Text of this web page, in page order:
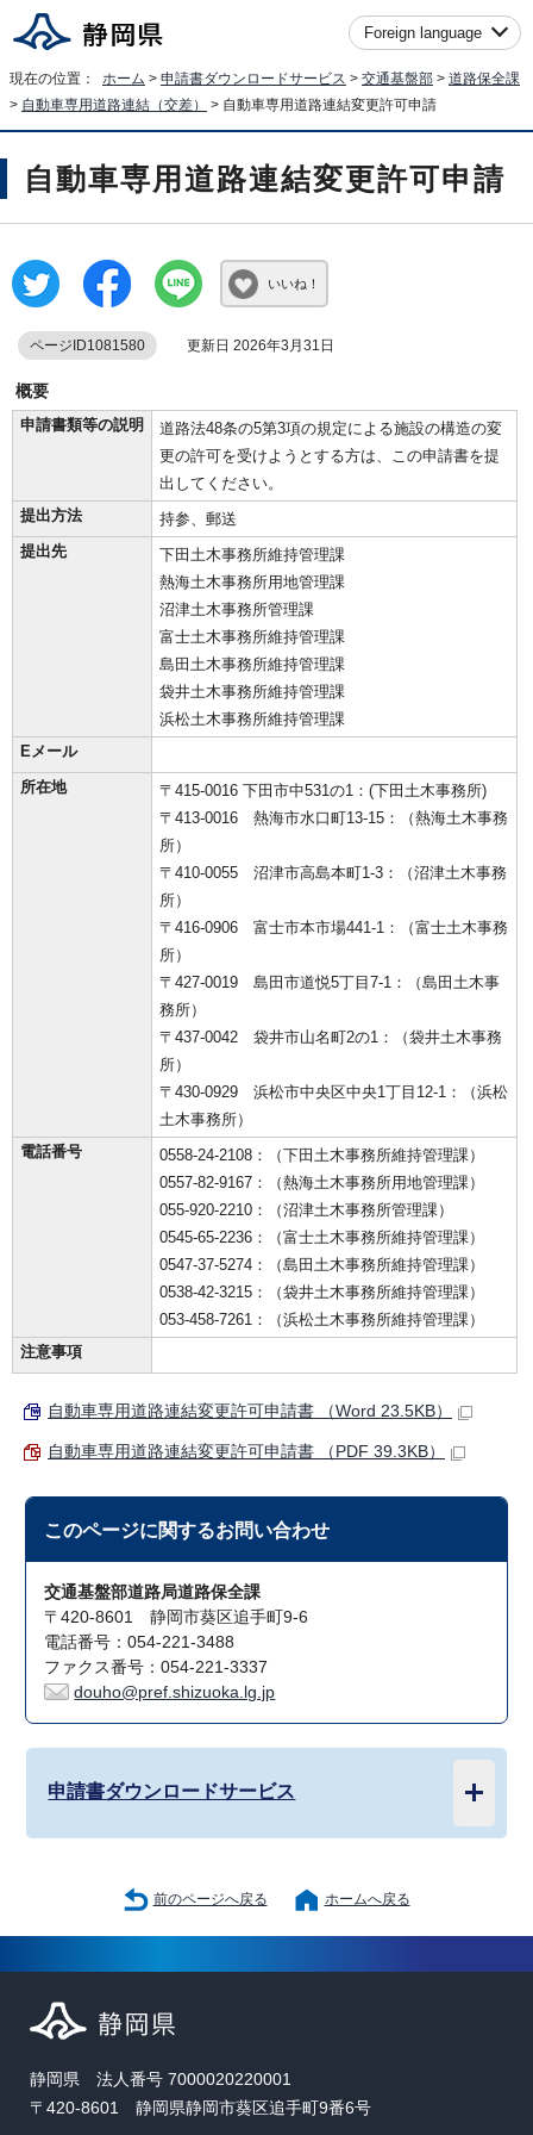
Foreign language
現在の位置： ホーム > 申請書ダウンロードサービス > 交通基盤部 > 道路保全課
> 自動車専用道路連結（交差） > 自動車専用道路連結変更許可申請
自動車専用道路連結変更許可申請
いいね！
ページID1081580 更新日 2026年3月31日
概要
申請書類等の説明
道路法48条の5第3項の規定による施設の構造の変
更の許可を受けようとする方は、この申請書を提
出してください。
提出方法
持参、郵送
提出先
下田土木事務所維持管理課
熱海土木事務所用地管理課
沼津土木事務所管理課
富士土木事務所維持管理課
島田土木事務所維持管理課
袋井土木事務所維持管理課
浜松土木事務所維持管理課
Eメール
所在地
〒415-0016 下田市中531の1：(下田土木事務所)
〒413-0016 熱海市水口町13-15：（熱海土木事務
所）
〒410-0055 沼津市高島本町1-3：（沼津土木事務
所）
〒416-0906 富士市本市場441-1：（富士土木事務
所）
〒427-0019 島田市道悦5丁目7-1：（島田土木事
務所）
〒437-0042 袋井市山名町2の1：（袋井土木事務
所）
〒430-0929 浜松市中央区中央1丁目12-1：（浜松
土木事務所）
電話番号
0558-24-2108：（下田土木事務所維持管理課）
0557-82-9167：（熱海土木事務所用地管理課）
055-920-2210：（沼津土木事務所管理課）
0545-65-2236：（富士土木事務所維持管理課）
0547-37-5274：（島田土木事務所維持管理課）
0538-42-3215：（袋井土木事務所維持管理課）
053-458-7261：（浜松土木事務所維持管理課）
注意事項
自動車専用道路連結変更許可申請書 （Word 23.5KB）
自動車専用道路連結変更許可申請書 （PDF 39.3KB）
このページに関するお問い合わせ
交通基盤部道路局道路保全課
〒420-8601 静岡市葵区追手町9-6
電話番号：054-221-3488
ファクス番号：054-221-3337
douho@pref.shizuoka.lg.jp
申請書ダウンロードサービス
前のページへ戻る ホームへ戻る
静岡県 法人番号 7000020220001
〒420-8601 静岡県静岡市葵区追手町9番6号